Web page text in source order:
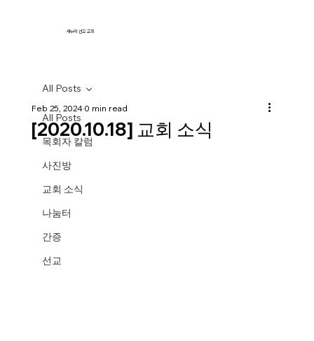
새누리 선교 교회
All Posts
목회자 칼럼
사진방
교회 소식
나눔터
간증
선교
All Posts
[2020.10.18] 교회 소식
Feb 25, 20240 min read